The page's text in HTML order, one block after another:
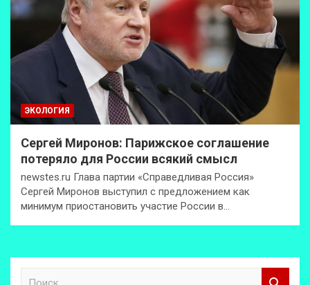
ЭКОЛОГИЯ
Сергей Миронов: Парижское соглашение
потеряло для России всякий смысл
newstes.ru Глава партии «Справедливая Россия»
Сергей Миронов выступил с предложением как
минимум приостановить участие России в…